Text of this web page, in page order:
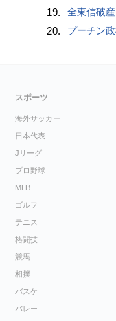
19. 全東信破
20. プーチン
スポーツ
海外サッカー
日本代表
Jリーグ
プロ野球
MLB
ゴルフ
テニス
格闘技
競馬
相撲
バスケ
バレー